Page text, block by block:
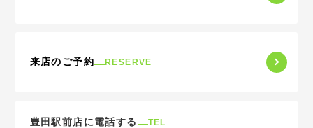
来店のご予約 RESERVE
豊田駅前店に電話する TEL